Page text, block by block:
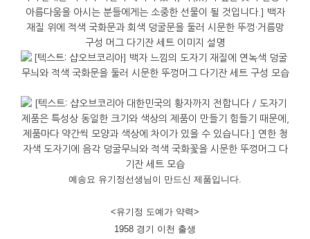
예송요 유기정선생님이 만드신 제품입니다.
<유기정 도예가 약력>
1958 경기 이천 출생